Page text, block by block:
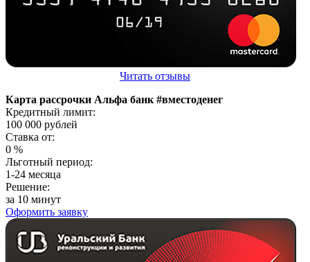
Читать отзывы
Карта рассрочки Альфа банк #вместоденег
Кредитный лимит:
100 000 рублей
Ставка от:
0 %
Льготный период:
1-24 месяца
Решение:
за 10 минут
Оформить заявку